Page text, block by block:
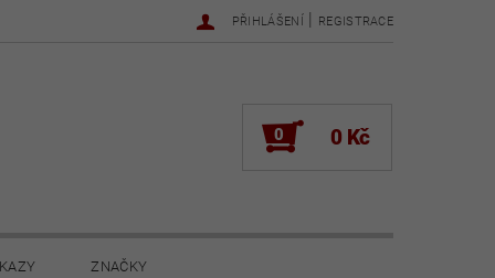
PŘIHLÁŠENÍ | REGISTRACE
0 0 Kč
ZNAČKY